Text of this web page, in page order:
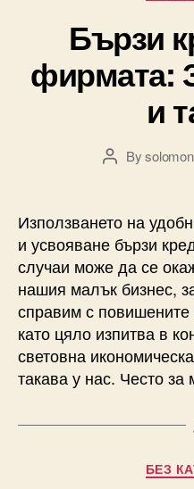
Бързи
фирмата:
и
PostBysolomon
Използването на
и усвояване бързи
случаи може да се
нашия малък бизнес,
справим с
като цяло изпитва в
световна
такава у нас. Често
БЕЗ